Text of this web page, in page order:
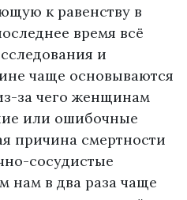
к равенству в
время всё
и
чаще основываются
за чего женщинам
или ошибочные
причина смертности
сосудистые
нам в два раза чаще